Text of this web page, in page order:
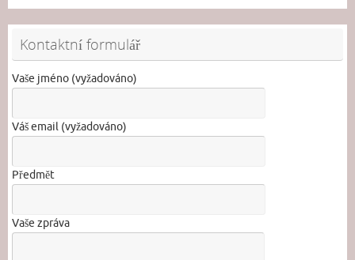
Kontaktní formulář
Vaše jméno (vyžadováno)
Váš email (vyžadováno)
Předmět
Vaše zpráva